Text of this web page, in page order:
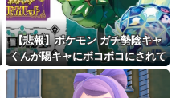
【悲報】ポケモン ガチ勢陰キャ
くんが陽キャにボコボコにされて
る話をDLCで実装して大荒れ